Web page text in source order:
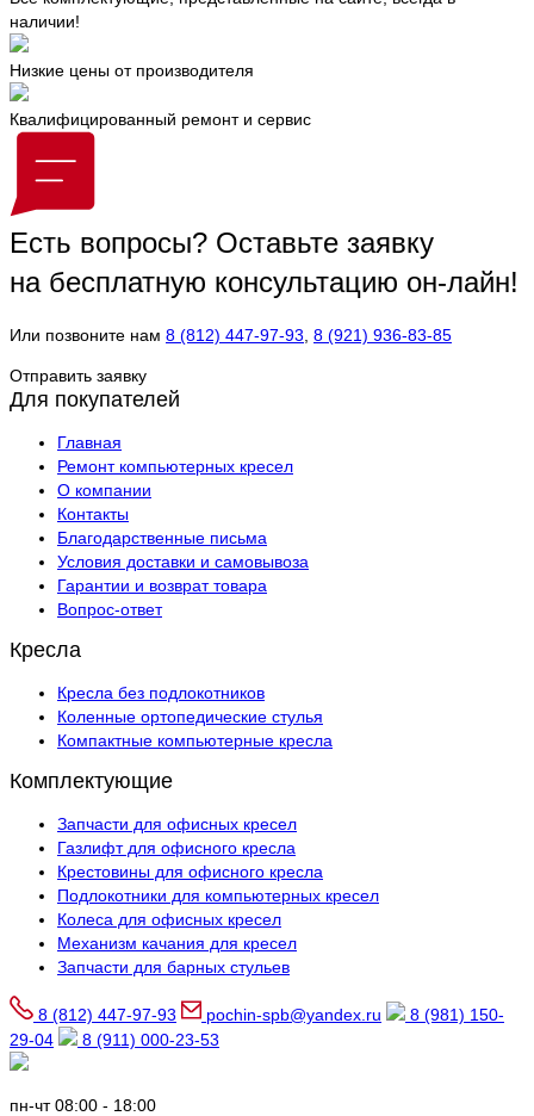
наличии!
Низкие цены от производителя
Квалифицированный ремонт и сервис
Есть вопросы? Оставьте заявку
на бесплатную консультацию он-лайн!
Или позвоните нам 8 (812) 447-97-93 8 (921) 936-83-85
Отправить заявку
Для покупателей
Главная
Ремонт компьютерных кресел
О компании
Контакты
Благодарственные письма
Условия доставки и самовывоза
Гарантии и возврат товара
Вопрос-ответ
Кресла
Кресла без подлокотников
Коленные ортопедические стулья
Компактные компьютерные кресла
Комплектующие
Запчасти для офисных кресел
Газлифт для офисного кресла
Крестовины для офисного кресла
Подлокотники для компьютерных кресел
Колеса для офисных кресел
Механизм качания для кресел
Запчасти для барных стульев
8 (812) 447-97-93 pochin-spb@yandex.ru
8 (981) 150-
29-04
8 (911) 000-23-53
пн-чт 08:00 - 18:00